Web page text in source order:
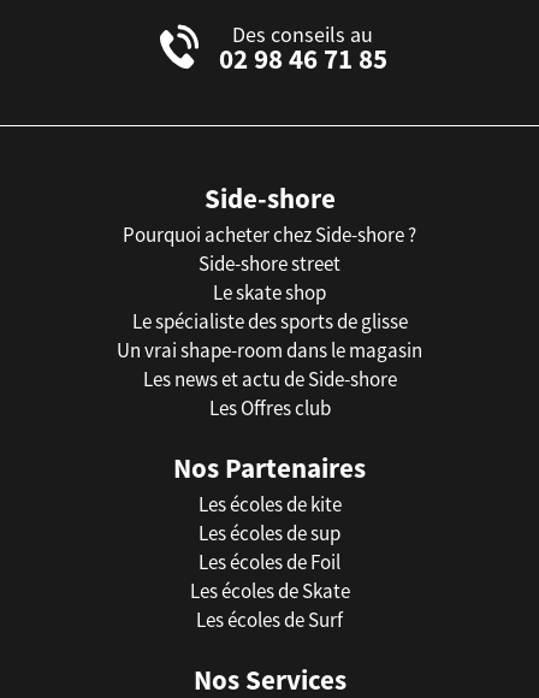
Des conseils au
02 98 46 71 85
Side-shore
Pourquoi acheter chez Side-shore ?
Side-shore street
Le skate shop
Le spécialiste des sports de glisse
Un vrai shape-room dans le magasin
Les news et actu de Side-shore
Les Offres club
Nos Partenaires
Les écoles de kite
Les écoles de sup
Les écoles de Foil
Les écoles de Skate
Les écoles de Surf
Nos Services